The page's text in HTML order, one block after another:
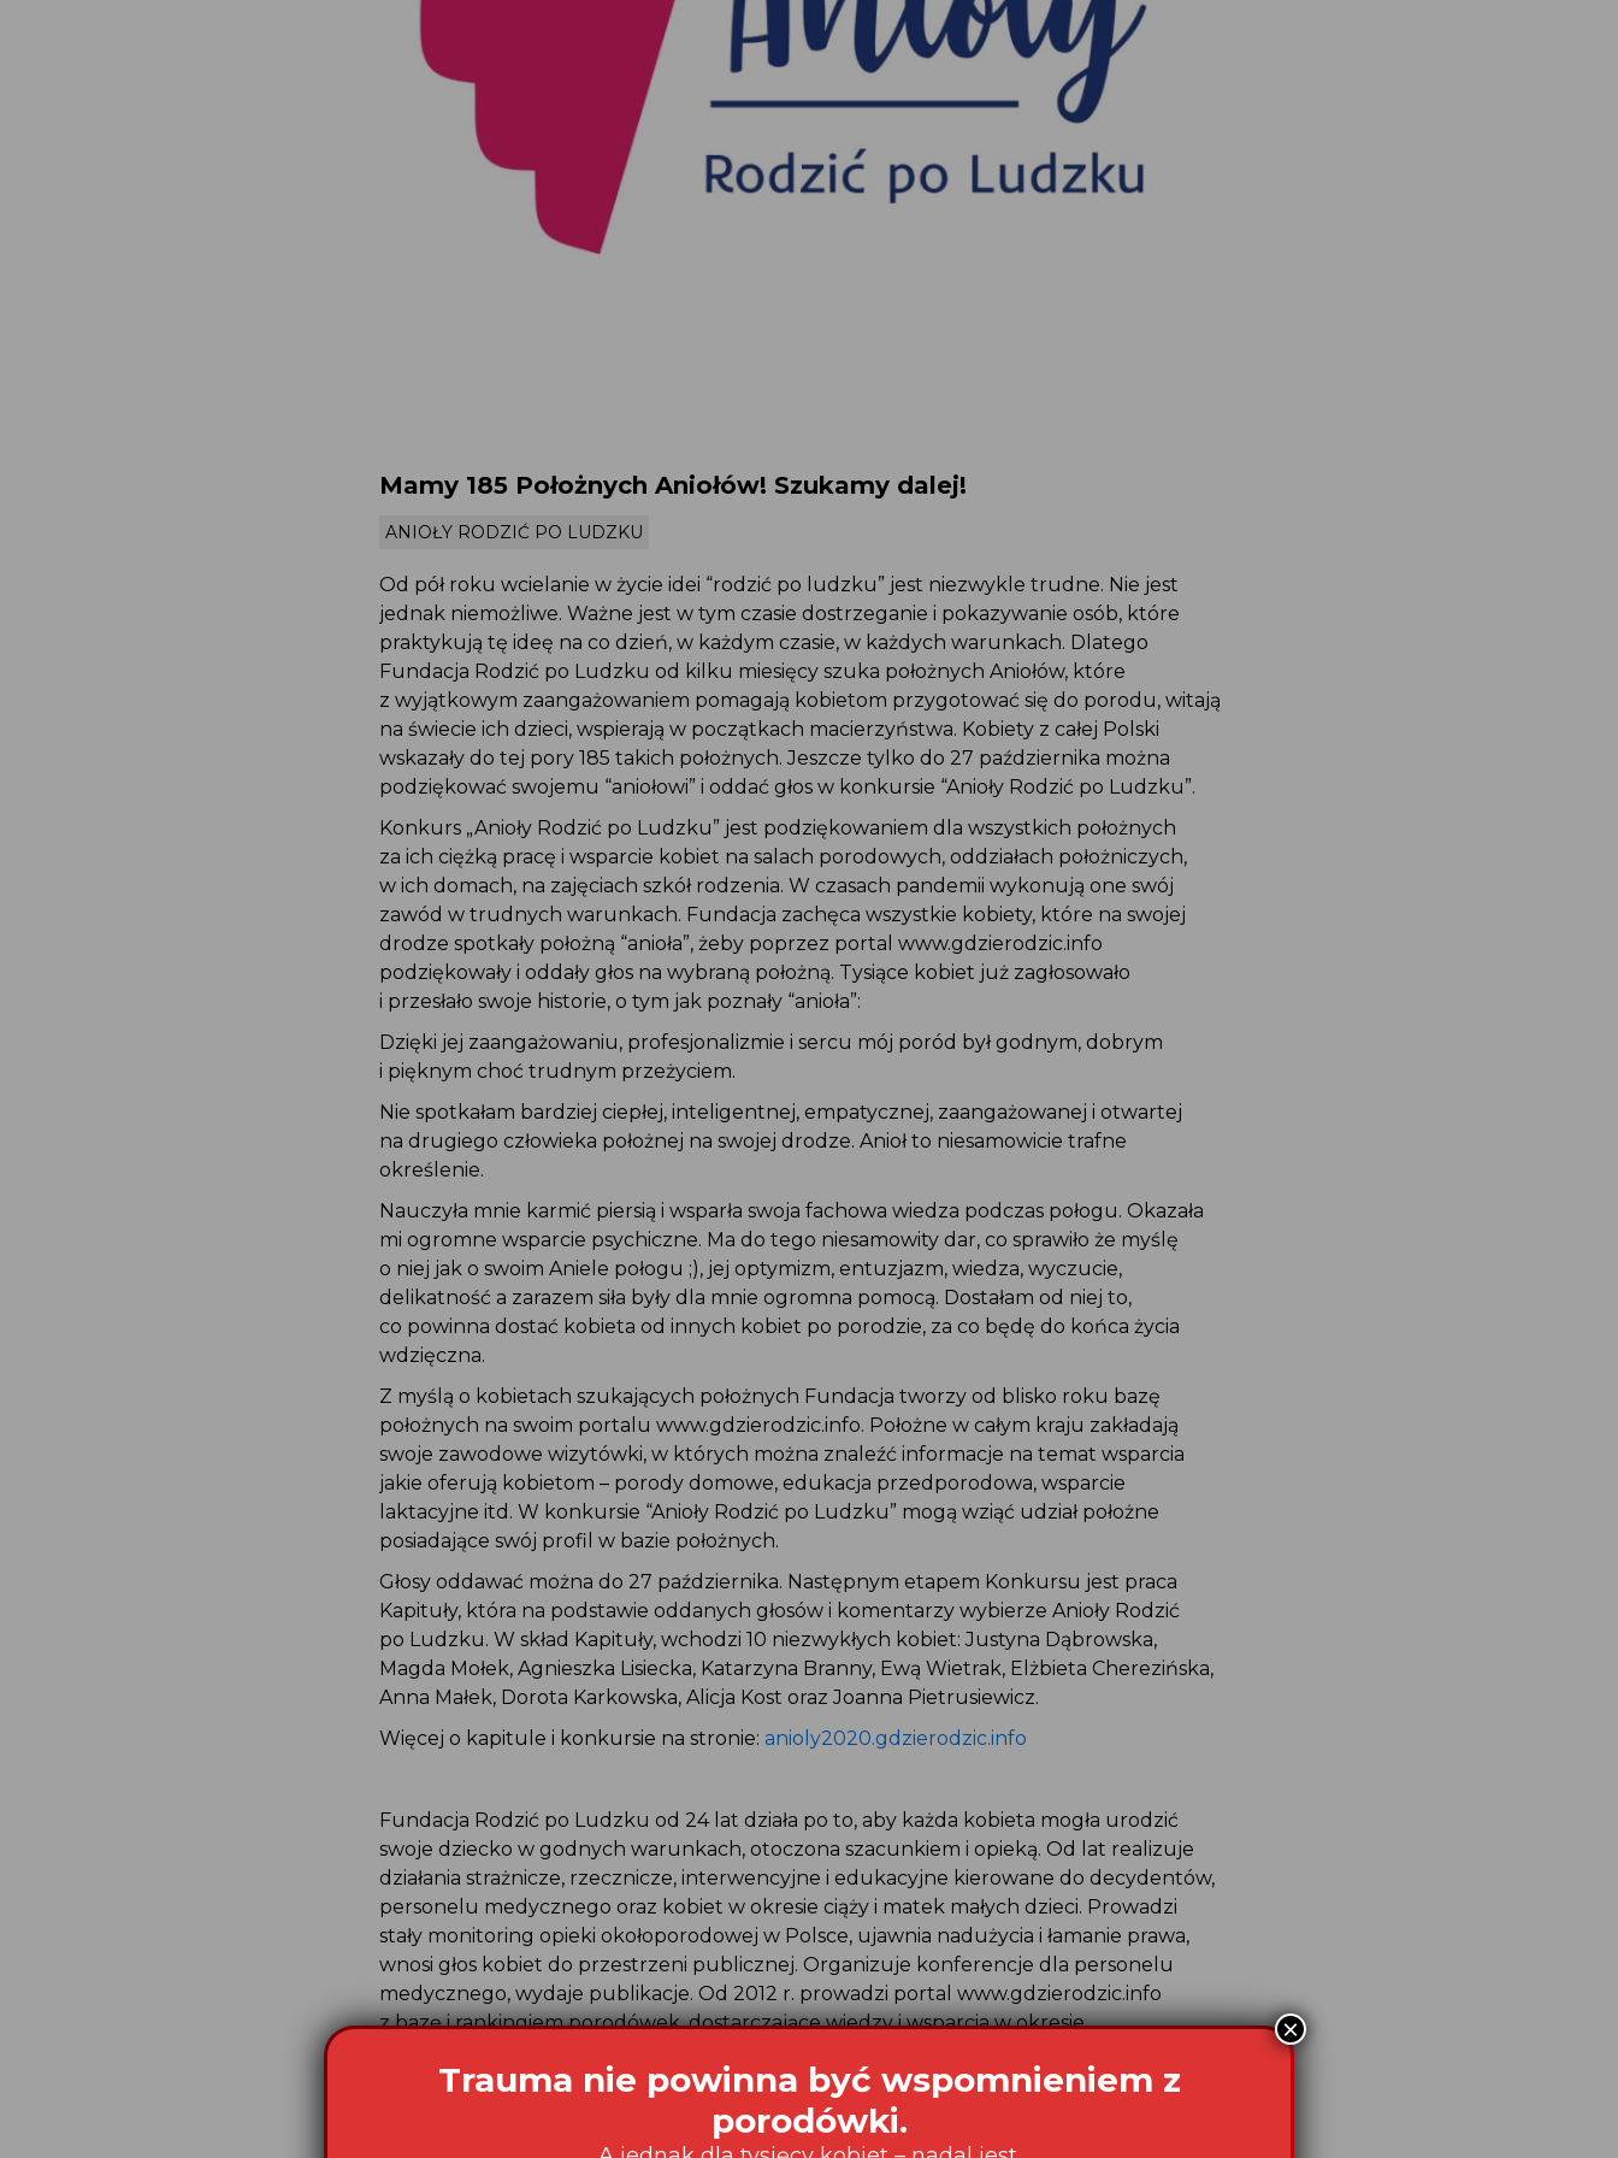
Mamy 185 Położnych Aniołów! Szukamy dalej!
ANIOŁY RODZIĆ PO LUDZKU
Od pół roku wcielanie w życie idei “rodzić po ludzku” jest niezwykle trudne. Nie jest
jednak niemożliwe. Ważne jest w tym czasie dostrzeganie i pokazywanie osób, które
praktykują tę ideę na co dzień, w każdym czasie, w każdych warunkach. Dlatego
Fundacja Rodzić po Ludzku od kilku miesięcy szuka położnych Aniołów, które
z wyjątkowym zaangażowaniem pomagają kobietom przygotować się do porodu, witają
na świecie ich dzieci, wspierają w początkach macierzyństwa. Kobiety z całej Polski
wskazały do tej pory 185 takich położnych. Jeszcze tylko do 27 października można
podziękować swojemu “aniołowi” i oddać głos w konkursie “Anioły Rodzić po Ludzku”.
Konkurs „Anioły Rodzić po Ludzku” jest podziękowaniem dla wszystkich położnych
za ich ciężką pracę i wsparcie kobiet na salach porodowych, oddziałach położniczych,
w ich domach, na zajęciach szkół rodzenia. W czasach pandemii wykonują one swój
zawód w trudnych warunkach. Fundacja zachęca wszystkie kobiety, które na swojej
drodze spotkały położną “anioła”, żeby poprzez portal www.gdzierodzic.info
podziękowały i oddały głos na wybraną położną. Tysiące kobiet już zagłosowało
i przesłało swoje historie, o tym jak poznały “anioła”:
Dzięki jej zaangażowaniu, profesjonalizmie i sercu mój poród był godnym, dobrym
i pięknym choć trudnym przeżyciem.
Nie spotkałam bardziej ciepłej, inteligentnej, empatycznej, zaangażowanej i otwartej
na drugiego człowieka położnej na swojej drodze. Anioł to niesamowicie trafne
określenie.
Nauczyła mnie karmić piersią i wsparła swoja fachowa wiedza podczas połogu. Okazała
mi ogromne wsparcie psychiczne. Ma do tego niesamowity dar, co sprawiło że myślę
o niej jak o swoim Aniele połogu ;), jej optymizm, entuzjazm, wiedza, wyczucie,
delikatność a zarazem siła były dla mnie ogromna pomocą. Dostałam od niej to,
co powinna dostać kobieta od innych kobiet po porodzie, za co będę do końca życia
wdzięczna.
Z myślą o kobietach szukających położnych Fundacja tworzy od blisko roku bazę
położnych na swoim portalu www.gdzierodzic.info. Położne w całym kraju zakładają
swoje zawodowe wizytówki, w których można znaleźć informacje na temat wsparcia
jakie oferują kobietom – porody domowe, edukacja przedporodowa, wsparcie
laktacyjne itd. W konkursie “Anioły Rodzić po Ludzku” mogą wziąć udział położne
posiadające swój profil w bazie położnych.
Głosy oddawać można do 27 października. Następnym etapem Konkursu jest praca
Kapituły, która na podstawie oddanych głosów i komentarzy wybierze Anioły Rodzić
po Ludzku. W skład Kapituły, wchodzi 10 niezwykłych kobiet: Justyna Dąbrowska,
Magda Mołek, Agnieszka Lisiecka, Katarzyna Branny, Ewą Wietrak, Elżbieta Cherezińska,
Anna Małek, Dorota Karkowska, Alicja Kost oraz Joanna Pietrusiewicz.
Więcej o kapitule i konkursie na stronie: anioly2020.gdzierodzic.info
Fundacja Rodzić po Ludzku od 24 lat działa po to, aby każda kobieta mogła urodzić
swoje dziecko w godnych warunkach, otoczona szacunkiem i opieką. Od lat realizuje
działania strażnicze, rzecznicze, interwencyjne i edukacyjne kierowane do decydentów,
personelu medycznego oraz kobiet w okresie ciąży i matek małych dzieci. Prowadzi
stały monitoring opieki okołoporodowej w Polsce, ujawnia nadużycia i łamanie prawa,
wnosi głos kobiet do przestrzeni publicznej. Organizuje konferencje dla personelu
medycznego, wydaje publikacje. Od 2012 r. prowadzi portal www.gdzierodzic.info
z bazę i rankingiem porodówek, dostarczające wiedzy i wsparcia w okresie
ONZ za „skuteczne rzecznictwo oraz wsparcie praw kobiet”.
Trauma nie powinna być wspomnieniem z
porodówki.
×